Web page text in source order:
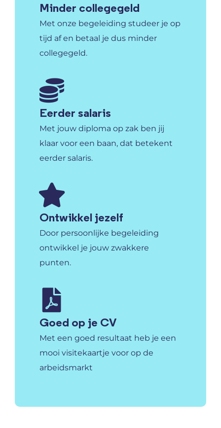
Minder collegegeld
Met onze begeleiding studeer je op
tijd af en betaal je dus minder
collegegeld.
Eerder salaris
Met jouw diploma op zak ben jij
klaar voor een baan, dat betekent
eerder salaris.
Ontwikkel jezelf
Door persoonlijke begeleiding
ontwikkel je jouw zwakkere
punten.
Goed op je CV
Met een goed resultaat heb je een
mooi visitekaartje voor op de
arbeidsmarkt